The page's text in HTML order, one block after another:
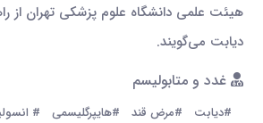
هیئت علمی دانشگاه علوم پزشکی تهران از
دیابت می‌گویند.
غدد و متابولیسم
#دیابت #مرض قند #هایپرگلیسمی #